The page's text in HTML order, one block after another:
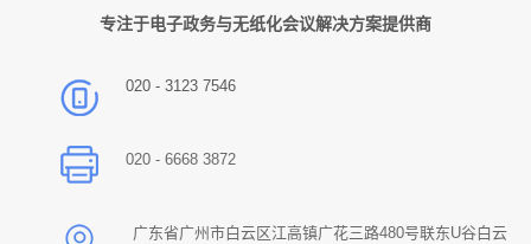
专注于电子政务与无纸化会议解决方案提供商
020 - 3123 7546
020 - 6668 3872
广东省广州市白云区江高镇广花三路480号联东U谷白云